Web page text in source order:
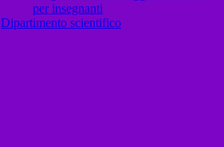
per insegnanti
Dipartimento scientifico